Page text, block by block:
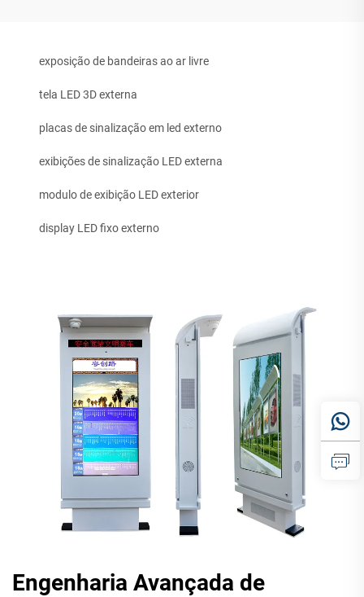
exposição de bandeiras ao ar livre
tela LED 3D externa
placas de sinalização em led externo
exibições de sinalização LED externa
modulo de exibição LED exterior
display LED fixo externo
Engenharia Avançada de